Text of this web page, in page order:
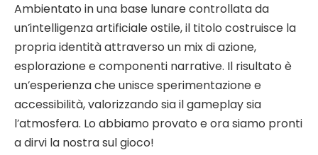
Ambientato in una base lunare controllata da
un’intelligenza artificiale ostile, il titolo costruisce la
propria identità attraverso un mix di azione,
esplorazione e componenti narrative. Il risultato è
un’esperienza che unisce sperimentazione e
accessibilità, valorizzando sia il gameplay sia
l’atmosfera. Lo abbiamo provato e ora siamo pronti
a dirvi la nostra sul gioco!